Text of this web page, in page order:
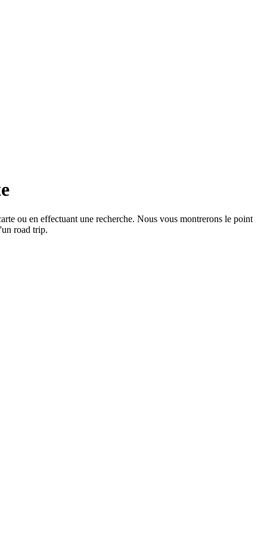
ou en effectuant une recherche. Nous vous montrerons le point
road trip.